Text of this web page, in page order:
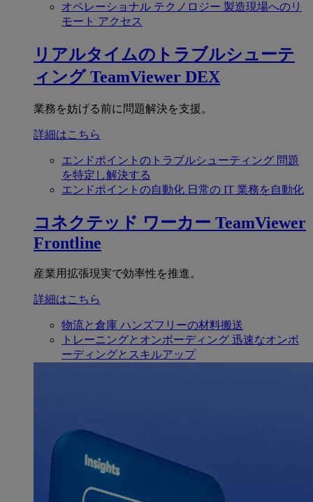
オペレーショナル テクノロジー 製造現場へのリ
モート アクセス
リアルタイムのトラブルシューテ
ィング TeamViewer DEX
業務を妨げる前に問題解決を支援。
詳細はこちら
エンドポイントのトラブルシューティング 問題
を特定し解決する
エンドポイントの自動化 日常の IT 業務を自動化
コネクテッド ワーカー TeamViewer
Frontline
産業用拡張現実で効率性を推進。
詳細はこちら
物流と倉庫 ハンズフリーの材料搬送
トレーニングとオンボーディング 迅速なオンボ
ーディングとスキルアップ